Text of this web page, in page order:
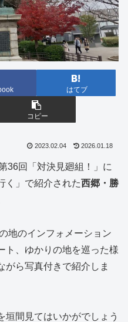
はてブ
コピー
2023.02.04 2026.01.18
36回「対決見廻組！」に
く」で紹介された西郷・勝
地のインフォメーション
ト、ゆかりの地を巡った様
がら写真付きで紹介しま
垣間見てはいかがでしょう